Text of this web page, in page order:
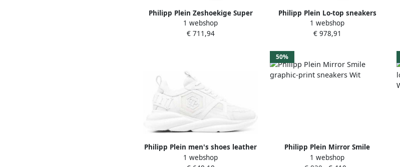
Philipp Plein Zeshoekige Super
Street sneakers Wit Heren
1 webshop
€ 711,94
Philipp Plein Lo-top sneakers
Phantom Kick $ lederen platina
zeshoek Wit Heren
1 webshop
€ 978,91
Philipp Plein men's shoes leather
trainers sneakers Hurricane
1 webshop
50%
Philipp Plein Mirror Smile
graphic-print sneakers Wit
1 webshop